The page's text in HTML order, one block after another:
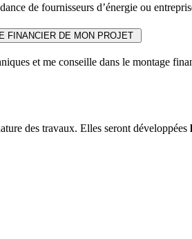
de fournisseurs d’énergie ou
FINANCIER DE MON PROJET
et me conseille dans le montage
des travaux. Elles seront développées